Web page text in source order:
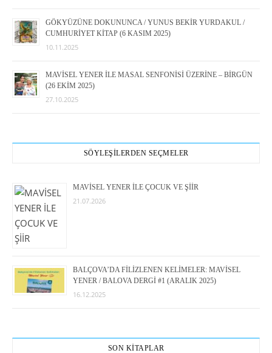
GÖKYÜZÜNE DOKUNUNCA / YUNUS BEKİR YURDAKUL /
CUMHURİYET KİTAP (6 KASIM 2025)
10.11.2025
MAVİSEL YENER İLE MASAL SENFONİSİ ÜZERİNE – BİRGÜN
(26 EKİM 2025)
27.10.2025
SÖYLEŞİLERDEN SEÇMELER
MAVİSEL YENER İLE ÇOCUK VE ŞİİR
21.07.2026
BALÇOVA’DA FİLİZLENEN KELİMELER: MAVİSEL
YENER / BALOVA DERGİ #1 (ARALIK 2025)
16.12.2025
SON KİTAPLAR